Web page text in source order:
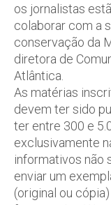
os jornalistas
colaborar com a
conservação da
diretora de
Atlântica.
As matérias
devem ter sido
ter entre 300 e
exclusivamente
informativos não
enviar um
(original ou